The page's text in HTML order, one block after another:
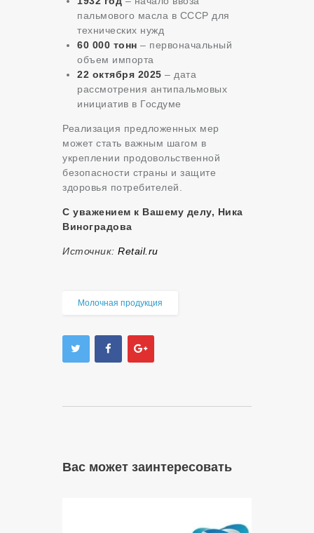
пальмового масла в СССР для
технических нужд
60 000 тонн – первоначальный
объем импорта
22 октября 2025 – дата
рассмотрения антипальмовых
инициатив в Госдуме
Реализация предложенных мер
может стать важным шагом в
укреплении продовольственной
безопасности страны и защите
здоровья потребителей.
С уважением к Вашему делу, Ника
Виноградова
Источник: Retail.ru
Молочная продукция
Вас может заинтересовать